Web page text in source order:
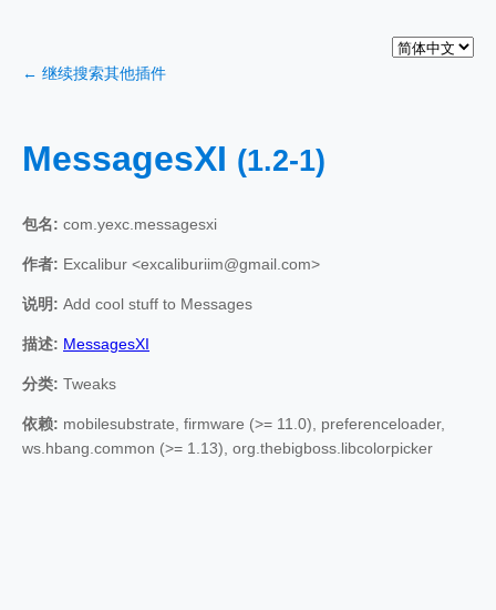
← 继续搜索其他插件
MessagesXI (1.2-1)
包名: com.yexc.messagesxi
作者: Excalibur <excaliburiim@gmail.com>
说明: Add cool stuff to Messages
描述: MessagesXI
分类: Tweaks
依赖: mobilesubstrate, firmware (>= 11.0), preferenceloader,
ws.hbang.common (>= 1.13), org.thebigboss.libcolorpicker